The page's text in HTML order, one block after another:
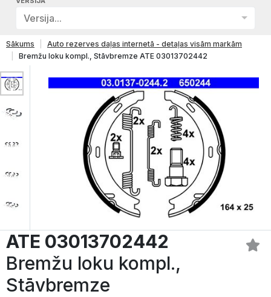
Versija...
Sākums
Auto rezerves daļas internetā - detaļas visām markām
Bremžu loku kompl., Stāvbremze ATE 03013702442
ATE 03013702442
Bremžu loku kompl.,
Stāvbremze